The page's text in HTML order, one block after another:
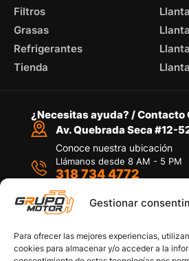
Gestionar
Para ofrecer las mejores experiencias,
cookies para almacenar y/o acceder a la
Filtros
Grasas
Refrigerantes
Tienda
¿Necesitas ayuda? / Contacto
Av. Quebrada Seca #12-
Conoce nuestra ubicación
Llámanos desde 8 AM - 5 PM
318 734 4772
Por medio de WhatsApp